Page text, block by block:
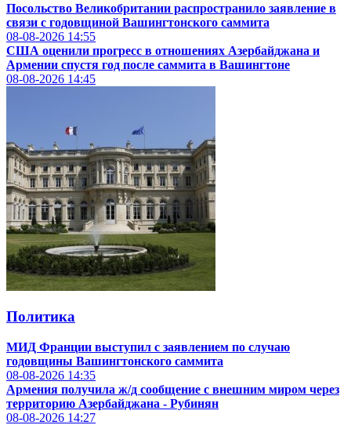
Посольство Великобритании распространило заявление в
связи с годовщиной Вашингтонского саммита
08-08-2026 14:55
США оценили прогресс в отношениях Азербайджана и
Армении спустя год после саммита в Вашингтоне
08-08-2026 14:45
Политика
МИД Франции выступил с заявлением по случаю
годовщины Вашингтонского саммита
08-08-2026 14:35
Армения получила ж/д сообщение с внешним миром через
территорию Азербайджана - Рубинян
08-08-2026 14:27